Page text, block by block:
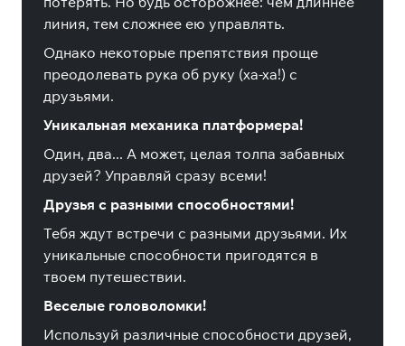
линия, тем сложнее ею управлять.
Однако некоторые препятствия проще
преодолевать рука об руку (ха-ха!) с
друзьями.
Уникальная механика платформера!
Один, два... А может, целая толпа забавных
друзей? Управляй сразу всеми!
Друзья с разными способностями!
Тебя ждут встречи с разными друзьями. Их
уникальные способности пригодятся в
твоем путешествии.
Веселые головоломки!
Используй различные способности друзей,